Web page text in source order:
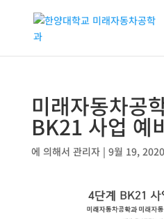
미래자동차공
BK21 사업 예
에 의해서 관리자| 9월 19, 2020